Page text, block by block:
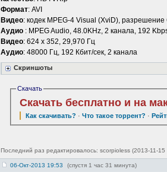
Формат: AVI
Видео: кодек MPEG-4 Visual (XviD),
Аудио : MPEG Audio, 48.0KHz, 2 канала, 192
Видео: 624 x 352, 29,970 Гц
Аудио: 48000 Гц, 192 Кбит/сек, 2 канала
Скриншоты
Скачать
Скачать бесплатно и на
Как скачивать? · Что такое торрент? ·
Последний раз редактировалось: scorpioless (2013-11-
06-Окт-2013 19:53 (спустя 1 час 31 минута)